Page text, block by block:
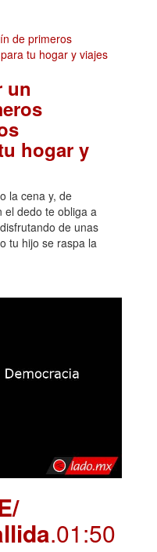
un
hogar y
la cena y, de
el dedo te obliga a
de unas
tu hijo se raspa la
.01:50